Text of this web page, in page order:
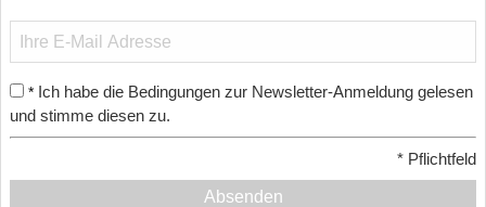
* Ich habe die Bedingungen zur Newsletter-Anmeldung gelesen
und stimme diesen zu.
* Pflichtfeld
Absenden